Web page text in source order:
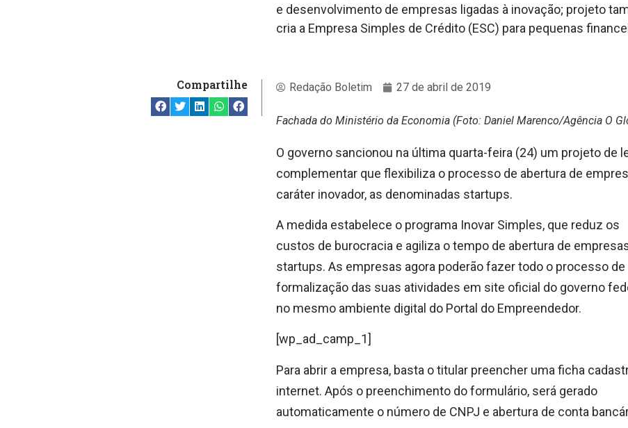
e desenvolvimento de empresas ligadas à inovação; projeto
cria a Empresa Simples de Crédito (ESC) para pequenas
Compartilhe Redação Boletim 27 de abril de 2019
Fachada do Ministério da Economia (Foto: Daniel Marenco/Agência O
O governo sancionou na última quarta-feira (24) um projeto de
complementar que flexibiliza o processo de abertura de
caráter inovador, as denominadas startups.
A medida estabelece o programa Inovar Simples, que reduz os
custos de burocracia e agiliza o tempo de abertura de
startups. As empresas agora poderão fazer todo o processo de
formalização das suas atividades em site oficial do governo
no mesmo ambiente digital do Portal do Empreendedor.
[wp_ad_camp_1]
Para abrir a empresa, basta o titular preencher uma ficha
internet. Após o preenchimento do formulário, será gerado
automaticamente o número de CNPJ e abertura de conta